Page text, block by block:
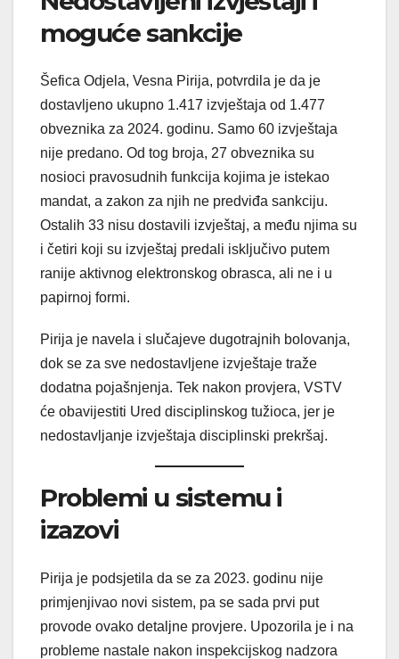
moguće sankcije
Šefica Odjela, Vesna Pirija, potvrdila je da je
dostavljeno ukupno 1.417 izvještaja od 1.477
obveznika za 2024. godinu. Samo 60 izvještaja
nije predano. Od tog broja, 27 obveznika su
nosioci pravosudnih funkcija kojima je istekao
mandat, a zakon za njih ne predviđa sankciju.
Ostalih 33 nisu dostavili izvještaj, a među njima su
i četiri koji su izvještaj predali isključivo putem
ranije aktivnog elektronskog obrasca, ali ne i u
papirnoj formi.
Pirija je navela i slučajeve dugotrajnih bolovanja,
dok se za sve nedostavljene izvještaje traže
dodatna pojašnjenja. Tek nakon provjera, VSTV
će obavijestiti Ured disciplinskog tužioca, jer je
nedostavljanje izvještaja disciplinski prekršaj.
Problemi u sistemu i
izazovi
Pirija je podsjetila da se za 2023. godinu nije
primjenjivao novi sistem, pa se sada prvi put
provode ovako detaljne provjere. Upozorila je i na
probleme nastale nakon inspekcijskog nadzora